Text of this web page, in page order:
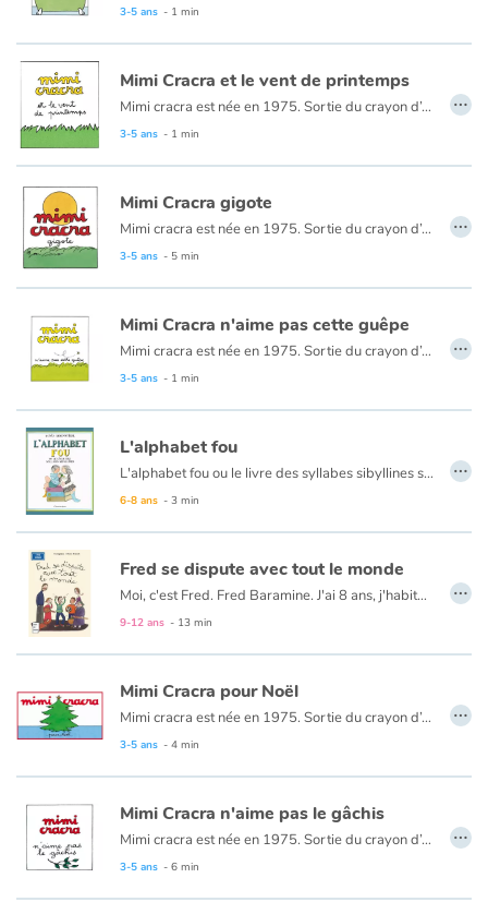
3-5 ans - 1 min
Mimi Cracra et le vent de printemps
Mimi cracra est née en 1975. Sortie du crayon d’Agnès Rosenstiehl pour le magazine “Pomme d’api”, cette petite fille aux joues roses et cheveux bruns à laquelle il est facile de s’identifier nous entraîne avec humour dans ses aventures quotidiennes.
3-5 ans - 1 min
…
Mimi Cracra gigote
Mimi cracra est née en 1975. Sortie du crayon d’Agnès Rosenstiehl pour le magazine “Pomme d’api”, cette petite fille aux joues roses et cheveux bruns à laquelle il est facile de s’identifier nous entraîne avec humour dans ses aventures quotidiennes.
3-5 ans - 5 min
…
Mimi Cracra n'aime pas cette guêpe
Mimi cracra est née en 1975. Sortie du crayon d’Agnès Rosenstiehl pour le magazine “Pomme d’api”, cette petite fille aux joues roses et cheveux bruns à laquelle il est facile de s’identifier nous entraîne avec humour dans ses aventures quotidiennes.
3-5 ans - 1 min
…
L'alphabet fou
L'alphabet fou ou le livre des syllabes sibyllines se lit à haute voix et de plus en plus vite...
6-8 ans - 3 min
…
Fred se dispute avec tout le monde
Moi, c'est Fred. Fred Baramine. J'ai 8 ans, j'habite 7 rue Cénou. L'autre jour, j'ai passé une journée affreuse ! Tout a commencé à l'école, quand Mouloud, mon meilleur copain, a dit à la maîtresse que j'avais copié sur lui... Alors qu'on avait copié tous les deux ! À partir de ce moment, tout n'a fait qu'empirer...
9-12 ans - 13 min
…
Mimi Cracra pour Noël
Mimi cracra est née en 1975. Sortie du crayon d’Agnès Rosenstiehl pour le magazine “Pomme d’api”, cette petite fille aux joues roses et cheveux bruns à laquelle il est facile de s’identifier nous entraîne avec humour dans ses aventures quotidiennes.
3-5 ans - 4 min
…
Mimi Cracra n'aime pas le gâchis
Mimi cracra est née en 1975. Sortie du crayon d’Agnès Rosenstiehl pour le magazine “Pomme d’api”, cette petite fille aux joues roses et cheveux bruns à laquelle il est facile de s’identifier nous entraîne avec humour dans ses aventures quotidiennes.
3-5 ans - 6 min
…